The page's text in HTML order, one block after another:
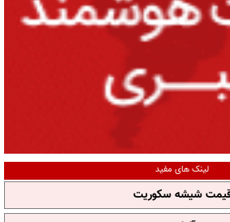
لینک های مفید
شیشه سکوریت